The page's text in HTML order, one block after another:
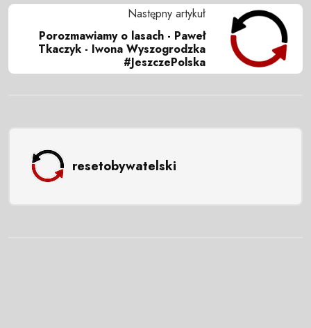
Następny artykuł
Porozmawiamy o lasach - Paweł
Tkaczyk - Iwona Wyszogrodzka
#JeszczePolska
resetobywatelski